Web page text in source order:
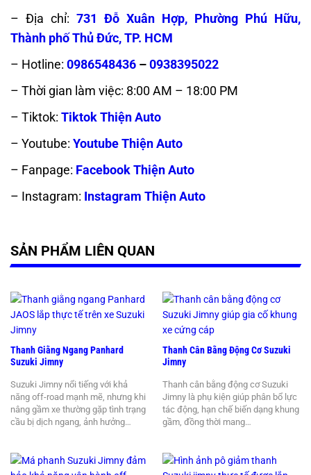
– Địa chỉ: 731 Đỗ Xuân Hợp, Phường Phú Hữu,
Thành phố Thủ Đức, TP. HCM
– Hotline: 0986548436 –0938395022
– Thời gian làm việc: 8:00 AM – 18:00 PM
– Tiktok: Tiktok Thiện Auto
– Youtube: Youtube Thiện Auto
– Fanpage: Facebook Thiện Auto
– Instagram: Instagram Thiện Auto
SẢN PHẨM LIÊN QUAN
Thanh Giằng Ngang Panhard
Suzuki Jimny
Suzuki Jimny nổi tiếng với khả
năng off-road mạnh mẽ, nhưng khi
nâng gầm xe thường gặp tình trạng
cầu bị dịch ngang, ảnh hưởng…
Thanh Cân Bằng Động Cơ Suzuki
Jimny
Thanh cân bằng động cơ Suzuki
Jimny là phụ kiện giúp phân bổ lực
tác động, hạn chế biến dạng khung
gầm, đồng thời mang…